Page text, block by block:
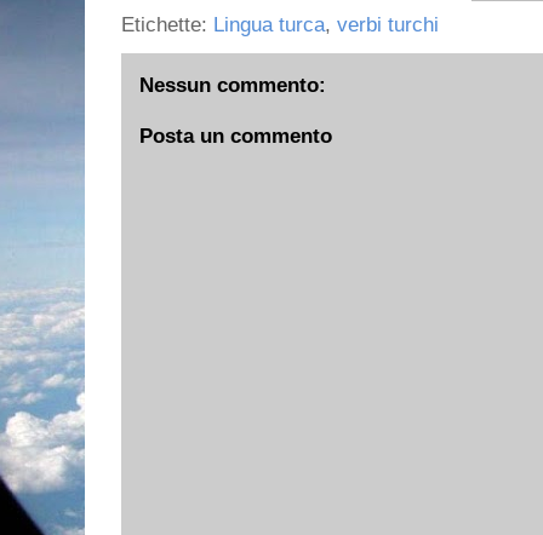
Etichette: Lingua turca, verbi turchi
Nessun commento:
Posta un commento